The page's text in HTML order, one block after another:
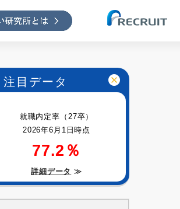
注目データ
就職内定率（27卒）
2026年6月1日時点
77.2％
詳細データ ≫